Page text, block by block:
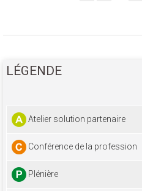
LÉGENDE
Atelier solution partenaire
Conférence de la profession
Plénière